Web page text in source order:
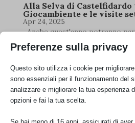
Alla Selva di
Giocambiente e le visite
Apr 24, 2025
Anche quest'anno potranno
gruppi omogenei per calibrare
Ritornano anche le uscite
finanziamento relativo...
25 Aprile alla Selva: Una
e Natura con la
Preferenze sulla privacy
Questo sito utilizza i cookie per
sono essenziali per il funzionamento del
analizzare e migliorare la tua esperienza
opzioni e fai la tua scelta.
Se hai meno di 16 anni, assicurati di